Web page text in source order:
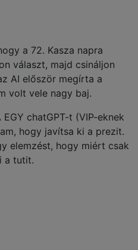
a 72. Kasza napra
választ, majd csináljon
AI először megírta a
volt vele nagy baj.
chatGPT-t (VIP-eknek
hogy javítsa ki a prezit.
elemzést, hogy miért csak
a tutit.